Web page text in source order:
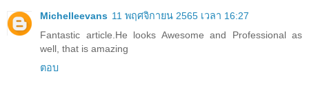
Michelleevans 11 พฤศจิกายน 2565 เวลา 16:27
Fantastic article.He looks Awesome and Professional as
well, that is amazing
ตอบ